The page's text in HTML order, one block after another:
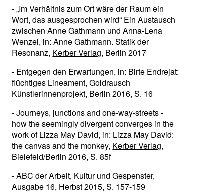
- „Im Verhältnis zum Ort wäre der Raum ein
Wort, das ausgesprochen wird“ Ein Austausch
zwischen Anne Gathmann und Anna-Lena
Wenzel, in: Anne Gathmann. Statik der
Resonanz, Kerber Verlag, Berlin 2017
- Entgegen den Erwartungen, in: Birte Endrejat:
flüchtiges Lineament, Goldrausch
Künstlerinnenprojekt, Berlin 2016, S. 16
- Journeys, junctions and one-way-streets -
how the seemingly divergent converges in the
work of Lizza May David, in: Lizza May David:
the canvas and the monkey, Kerber Verlag,
Bielefeld/Berlin 2016, S. 85f
- ABC der Arbeit, Kultur und Gespenster,
Ausgabe 16, Herbst 2015, S. 157-159